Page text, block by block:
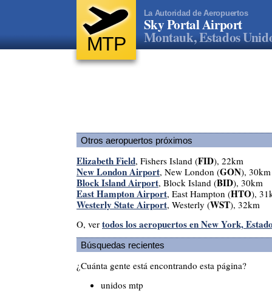
MTP
La Autoridad de Aeropuertos
Sky Portal Airport
Montauk, Estados
Otros aeropuertos próximos
Elizabeth Field, Fishers Island (FID), 22km
New London Airport, New London (GON), 30km
Block Island Airport, Block Island (BID), 30km
East Hampton Airport, East Hampton (HTO),
Westerly State Airport, Westerly (WST), 32km
O, ver todos los aeropuertos en New York,
Búsquedas recientes
¿Cuánta gente está encontrando esta página?
unidos mtp